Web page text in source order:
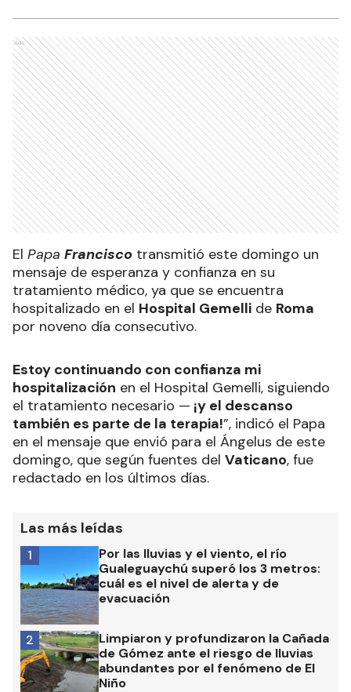
Ads
El Papa Francisco transmitió este domingo un
mensaje de esperanza y confianza en su
tratamiento médico, ya que se encuentra
hospitalizado en el Hospital Gemelli de Roma
por noveno día consecutivo.
Estoy continuando con confianza mi
hospitalización en el Hospital Gemelli, siguiendo
el tratamiento necesario — ¡y el descanso
también es parte de la terapia!”, indicó el Papa
en el mensaje que envió para el Ángelus de este
domingo, que según fuentes del Vaticano, fue
redactado en los últimos días.
Las más leídas
Por las lluvias y el viento, el río
Gualeguaychú superó los 3 metros:
cuál es el nivel de alerta y de
evacuación
1
Limpiaron y profundizaron la Cañada
de Gómez ante el riesgo de lluvias
abundantes por el fenómeno de El
Niño
2